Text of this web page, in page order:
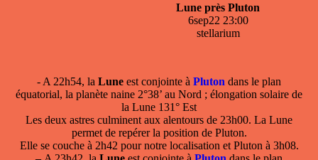
Lune près Pluton
6sep22 23:00
stellarium
- A 22h54, la Lune est conjointe à Pluton dans le plan
équatorial, la planète naine 2°38’ au Nord ; élongation solaire de
la Lune 131° Est
Les deux astres culminent aux alentours de 23h00. La Lune
permet de repérer la position de Pluton.
Elle se couche à 2h42 pour notre localisation et Pluton à 3h08.